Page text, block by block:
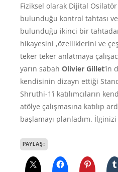
Fiziksel olarak Dijital
bulunduğu kontrol tahtası
bulunduğu ikinci bir
hikayesini ,özelliklerini ve
teker teker anlatmaya
yarın sabah Olivier Gillet‘in
kendisinin dizayn ettiği
Shruthi-1’i katılımcıların
atölye çalışmasına katılıp
başlamayı planladım.
PAYLAŞ: